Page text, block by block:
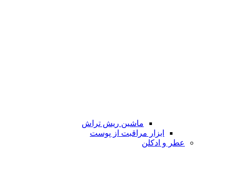
ماشین ریش تراش
ابزار مراقبت از پوست
عطر و ادکلن